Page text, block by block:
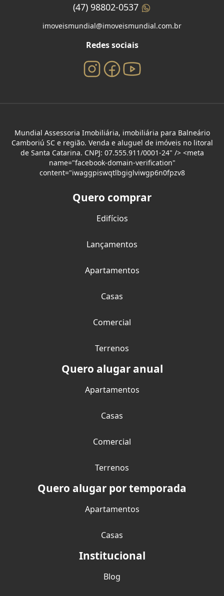
(47) 98802-0537
imoveismundial@imoveismundial.com.br
Redes sociais
Mundial Assessoria Imobiliária, imobiliária para Balneário
Camboriú SC e região. Venda e aluguel de imóveis no litoral
de Santa Catarina. CNPJ: 07.555.911/0001-24" /> <meta
name="facebook-domain-verification"
content="iwaggpiswqtlbgiglviwgp6n0fpzv8
Quero comprar
Edifícios
Lançamentos
Apartamentos
Casas
Comercial
Terrenos
Quero alugar anual
Apartamentos
Casas
Comercial
Terrenos
Quero alugar por temporada
Apartamentos
Casas
Institucional
Blog